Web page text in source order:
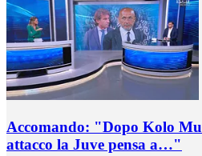
Accomando: "Dopo Kolo
attacco la Juve pensa a…"